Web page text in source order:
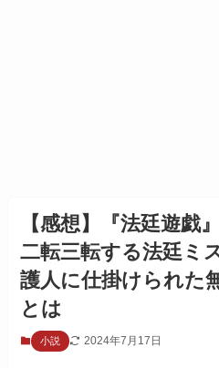
【感想】『法廷遊戯
二転三転する法廷ミ
護人に仕掛けられた
とは
小説 2024年7月17日